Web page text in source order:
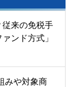
来の免税手
ンド方式」
みや対象商